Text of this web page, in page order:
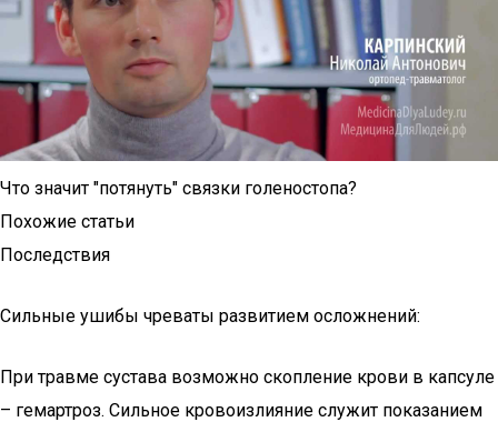
Что значит "потянуть" связки голеностопа?
Похожие статьи
Последствия
Сильные ушибы чреваты развитием осложнений:
При травме сустава возможно скопление крови в капсуле
– гемартроз. Сильное кровоизлияние служит показанием